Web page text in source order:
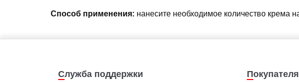
Способ применения: нанесите необходимое количество крема
Служба поддержки